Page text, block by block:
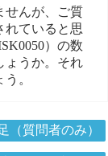
せんが、ご質
れていると思
）の数
ょうか。それ
。
（質問者のみ）